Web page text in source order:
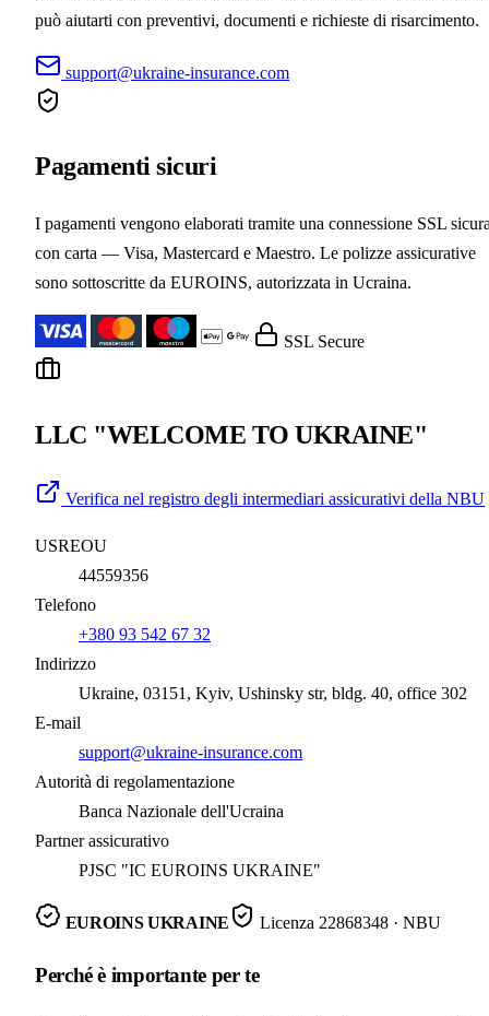
può aiutarti con preventivi, documenti e richieste di risarcimento.
support@ukraine-insurance.com
Pagamenti sicuri
I pagamenti vengono elaborati tramite una connessione SSL
con carta — Visa, Mastercard e Maestro. Le polizze assicurative
sono sottoscritte da EUROINS, autorizzata in Ucraina.
SSL Secure
LLC "WELCOME TO UKRAINE"
Verifica nel registro degli intermediari assicurativi della NBU
USREOU
44559356
Telefono
+380 93 542 67 32
Indirizzo
Ukraine, 03151, Kyiv, Ushinsky str, bldg. 40, office 302
E-mail
support@ukraine-insurance.com
Autorità di regolamentazione
Banca Nazionale dell'Ucraina
Partner assicurativo
PJSC "IC EUROINS UKRAINE"
EUROINS UKRAINE Licenza 22868348· NBU
Perché è importante per te